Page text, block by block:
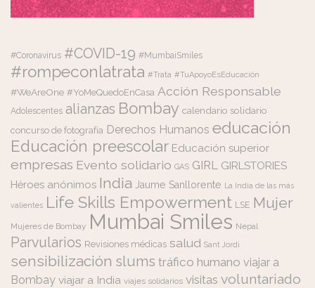
#Coronavirus #COVID-19 #MumbaiSmiles
#rompeconlatrata #Trata #TuApoyoEsEducación
#WeAreOne #YoMeQuedoEnCasa Acción Responsable
Adolescentes alianzas Bombay calendario solidario
concurso de fotografía Derechos Humanos educación
Educación preescolar Educación superior
empresas Evento solidario GAS GIRL GIRLSTORIES
Héroes anónimos India Jaume Sanllorente La India de las más
valientes Life Skills Empowerment LSE Mujer
Mujeres de Bombay Mumbai Smiles Nepal
Parvularios Revisiones médicas salud Sant Jordi
sensibilización slums tráfico humano viajar a
Bombay viajar a India viajes solidarios visitas voluntariado